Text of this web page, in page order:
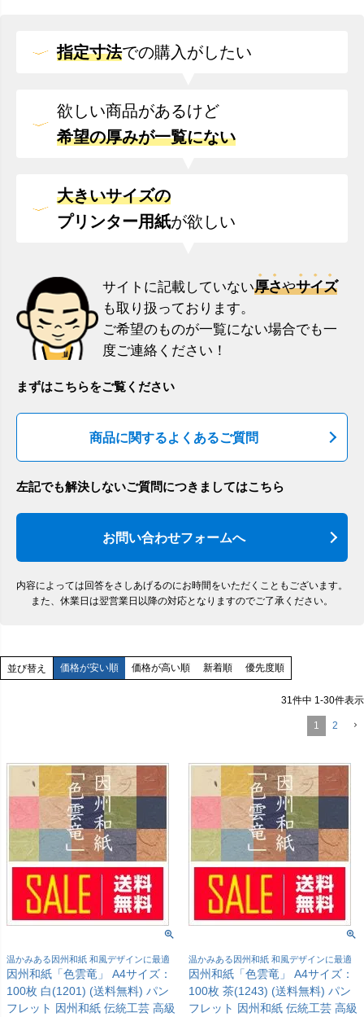
指定寸法での購入がしたい
欲しい商品があるけど
希望の厚みが一覧にない
大きいサイズの
プリンター用紙が欲しい
サイトに記載していない厚さやサイズ
も取り扱っております。
ご希望のものが一覧にない場合でも一
度ご連絡ください！
まずはこちらをご覧ください
商品に関するよくあるご質問
左記でも解決しないご質問につきましてはこちら
お問い合わせフォームへ
内容によっては回答をさしあげるのにお時間をいただくこともございます。
また、休業日は翌営業日以降の対応となりますのでご了承ください。
並び替え 価格が安い順 価格が高い順 新着順 優先度順
31件中 1-30件表示
1 2
温かみある因州和紙 和風デザインに最適
因州和紙「色雲竜」 A4サイズ：
100枚 白(1201) (送料無料) パン
フレット 因州和紙 伝統工芸 高級
温かみある因州和紙 和風デザインに最適
因州和紙「色雲竜」 A4サイズ：
100枚 茶(1243) (送料無料) パン
フレット 因州和紙 伝統工芸 高級